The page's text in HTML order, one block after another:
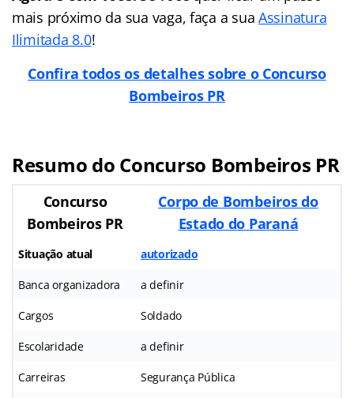
mais próximo da sua vaga, faça a suaAssinatura
Ilimitada 8.0!
Confira todos os detalhes sobre o Concurso
Bombeiros PR
Resumo do Concurso Bombeiros PR
Concurso
Bombeiros PR
Corpo de Bombeiros do
Estado do Paraná
Situação atual autorizado
Banca organizadora a definir
Cargos Soldado
Escolaridade a definir
Carreiras Segurança Pública